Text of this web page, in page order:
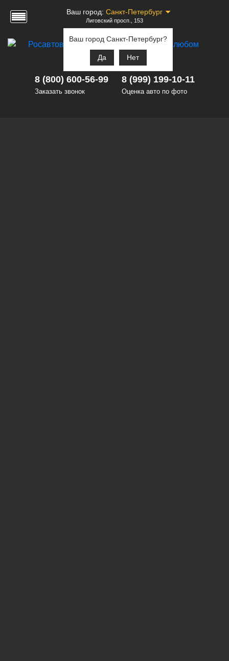
Ваш город: Санкт-Петербург
Ваш город Санкт-Петербург?
Да Нет
Лиговский просп., 153
8 (800) 600-56-99
Заказать звонок
8 (999) 199-10-11
Оценка авто по фото